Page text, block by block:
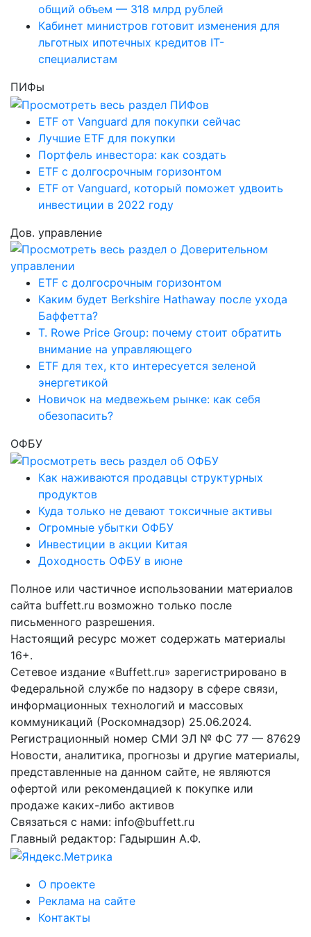
общий объем — 318 млрд рублей
Кабинет министров готовит изменения для
льготных ипотечных кредитов IT-
специалистам
ПИФы
ETF от Vanguard для покупки сейчас
Лучшие ETF для покупки
Портфель инвестора: как создать
ETF с долгосрочным горизонтом
ETF от Vanguard, который поможет удвоить
инвестиции в 2022 году
Дов. управление
ETF с долгосрочным горизонтом
Каким будет Berkshire Hathaway после ухода
Баффетта?
T. Rowe Price Group: почему стоит обратить
внимание на управляющего
ETF для тех, кто интересуется зеленой
энергетикой
Новичок на медвежьем рынке: как себя
обезопасить?
ОФБУ
Как наживаются продавцы структурных
продуктов
Куда только не девают токсичные активы
Огромные убытки ОФБУ
Инвестиции в акции Китая
Доходность ОФБУ в июне
Полное или частичное использовании материалов
сайта buffett.ru возможно только после
письменного разрешения.
Настоящий ресурс может содержать материалы
16+.
Сетевое издание «Buffett.ru» зарегистрировано в
Федеральной службе по надзору в сфере связи,
информационных технологий и массовых
коммуникаций (Роскомнадзор) 25.06.2024.
Регистрационный номер СМИ ЭЛ № ФС 77 — 87629
Новости, аналитика, прогнозы и другие материалы,
представленные на данном сайте, не являются
офертой или рекомендацией к покупке или
продаже каких-либо активов
Связаться с нами: info@buffett.ru
Главный редактор: Гадыршин А.Ф.
О проекте
Реклама на сайте
Контакты